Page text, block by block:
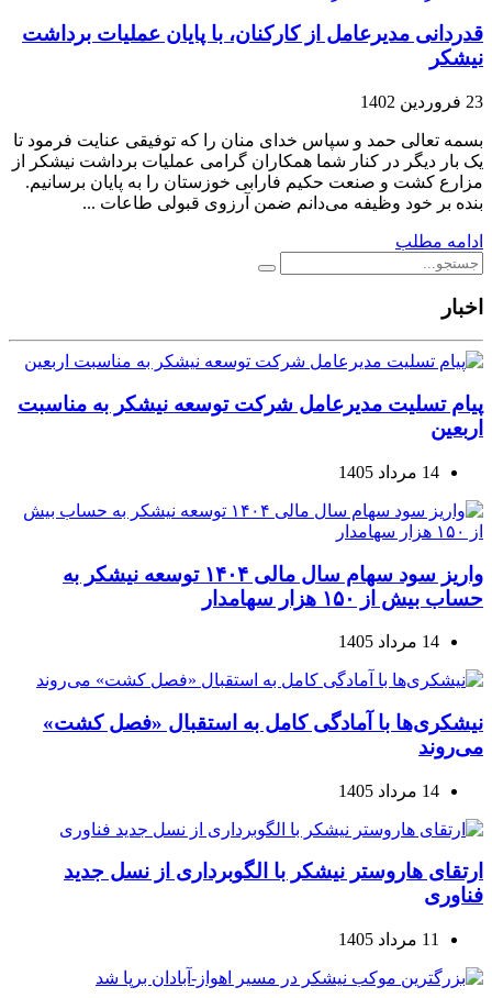
قدردانی مدیرعامل از کارکنان، با پایان عملیات برداشت
نیشکر
23 فروردین 1402
بسمه تعالی حمد و سپاس خدای منان را که توفیقی عنایت فرمود تا
یک بار دیگر در کنار شما همکاران گرامی عملیات برداشت نیشکر از
مزارع کشت و صنعت حکیم فارابی خوزستان را به پایان برسانیم.
بنده بر خود وظیفه می‌دانم ضمن آرزوی قبولی طاعات ...
ادامه مطلب
اخبار
پیام تسلیت مدیرعامل شرکت توسعه نیشکر به مناسبت
اربعین
14 مرداد 1405
واریز سود سهام سال مالی ۱۴۰۴ توسعه نیشکر به
حساب بیش از ۱۵۰ هزار سهامدار
14 مرداد 1405
نیشکری‌ها با آمادگی کامل به استقبال «فصل کشت»
می‌روند
14 مرداد 1405
ارتقای هاروستر نیشکر با الگوبرداری از نسل جدید
فناوری
11 مرداد 1405